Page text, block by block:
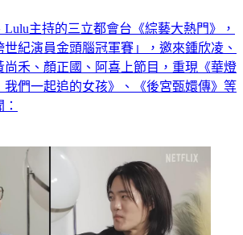
主持的三立都會台《綜藝大熱門》，
世紀演員金頭腦冠軍賽」，邀來鍾欣凌、
尚禾、顏正國、阿喜上節目，重現《華燈
們一起追的女孩》、《後宮甄嬛傳》等